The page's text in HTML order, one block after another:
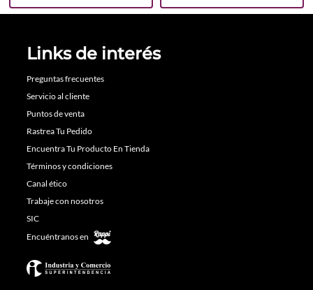
Links de interés
Preguntas frecuentes
Servicio al cliente
Puntos de venta
Rastrea Tu Pedido
Encuentra Tu Producto En Tienda
Términos y condiciones
Canal ético
Trabaje con nosotros
SIC
Encuéntranos en